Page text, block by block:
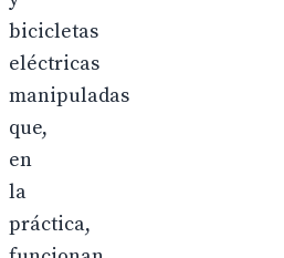
bicicletas
eléctricas
manipuladas
que,
en
la
práctica,